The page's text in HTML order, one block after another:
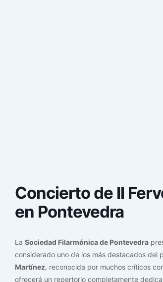
Concierto de Il
en Pontevedra
La Sociedad Filarmónica de Pontevedra
considerado uno de los más destacados del
Martínez, reconocida por muchos críticos
ofrecerá un repertorio completamente